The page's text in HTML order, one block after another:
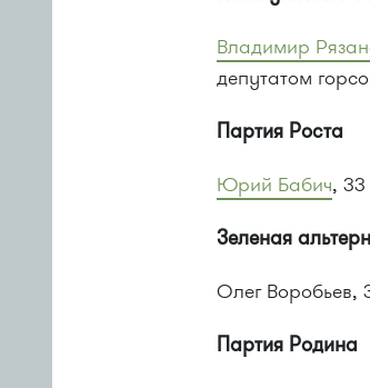
Владимир
депутатом
Партия Роста
Юрий Бабич, 33
Зеленая
Олег Воробьев,
Партия Родина